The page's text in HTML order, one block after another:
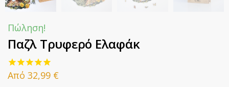
Πώληση!
Παζλ Τρυφερό Ελαφάκ
Από 32,99 €